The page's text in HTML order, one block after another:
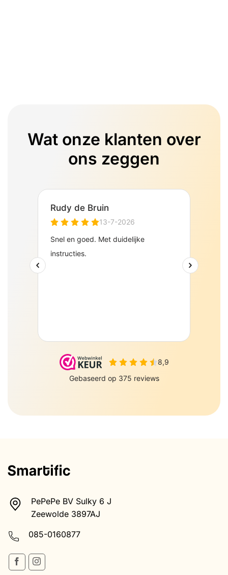
Wat onze klanten over
ons zeggen
PePePe BV Sulky 6 J
Zeewolde 3897AJ
085-0160877